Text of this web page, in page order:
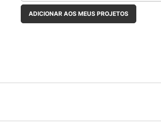
ADICIONAR AOS MEUS PROJETOS